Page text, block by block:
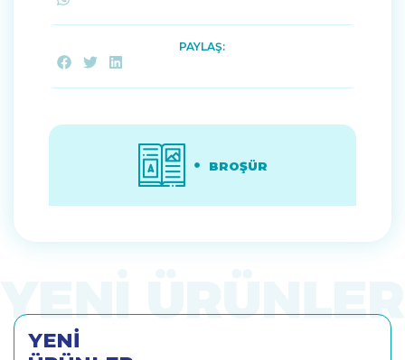
PAYLAŞ:
BROŞÜR
YENİ